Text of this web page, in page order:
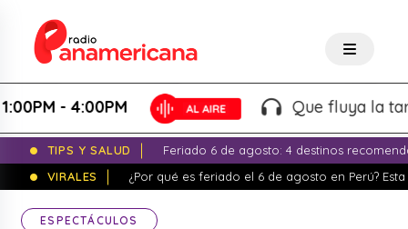
- 4:00PM Que fluya la tarde!
TIPS Y SALUD
Feriado 6 de agosto: 4 destinos
VIRALES
¿Por qué es feriado el 6 de agosto en Perú?
ESPECTÁCULOS